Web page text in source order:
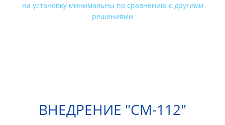
на установку минимальны по сравнению с другими
решениями
ВНЕДРЕНИЕ "СМ-112"